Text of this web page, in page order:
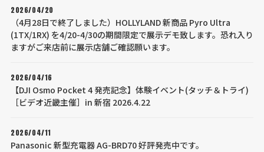
2026/04/20
（4月28日で終了しました）HOLLYLAND 新商品 Pyro Ultra
(1TX/1RX) を4/20-4/30の期間限定で展示デモ致します。恐れ入り
ますがご来店前に展示店舗ご確認願います。
2026/04/16
【DJI Osmo Pocket 4 発売記念】体験イベント(タッチ＆トライ)
［ビデオ近畿主催］in 新宿 2026.4.22
2026/04/11
Panasonic 新型充電器 AG-BRD70 好評発売中です。